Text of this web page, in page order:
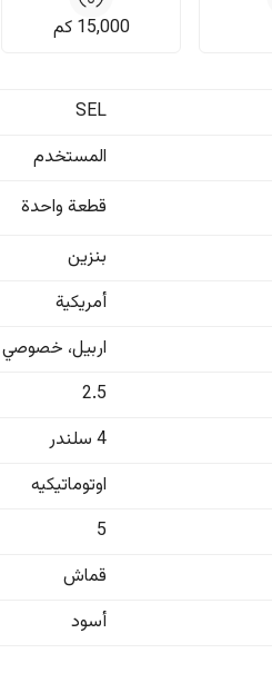
15,000 كم
SEL
المستخدم
قطعة واحدة
بنزين
أمريكية
اربيل، خصوصي
2.5
4 سلندر
اوتوماتيكيه
5
قماش
أسود